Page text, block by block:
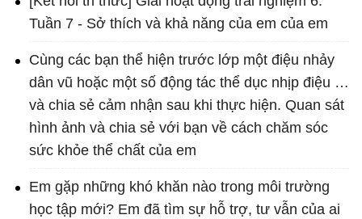
Tuần 7 - Sở thích và khả năng của em của em
Cùng các bạn thể hiện trước lớp một điệu nhảy
dân vũ hoặc một số động tác thể dục nhịp điệu …
và chia sẻ cảm nhận sau khi thực hiện. Quan sát
hình ảnh và chia sẻ với bạn về cách chăm sóc
sức khỏe thể chất của em
Em gặp những khó khăn nào trong môi trường
học tập mới? Em đã tìm sự hỗ trợ, tư vẫn của ai